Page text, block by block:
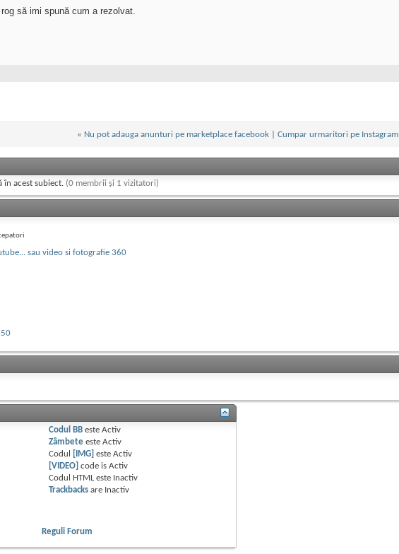
să imi spună cum a rezolvat.
« Nu pot adauga anunturi pe marketplace facebook| Cumpar urmaritori pe Instagram
în acest subiect. (0 membrii și 1 vizitatori)
sau video si fotografie 360
Codul BB esteActiv
Zâmbete esteActiv
Codul
[IMG] esteActiv
[VIDEO] code isActiv
Codul HTML este Inactiv
Trackbacks are Inactiv
Reguli Forum